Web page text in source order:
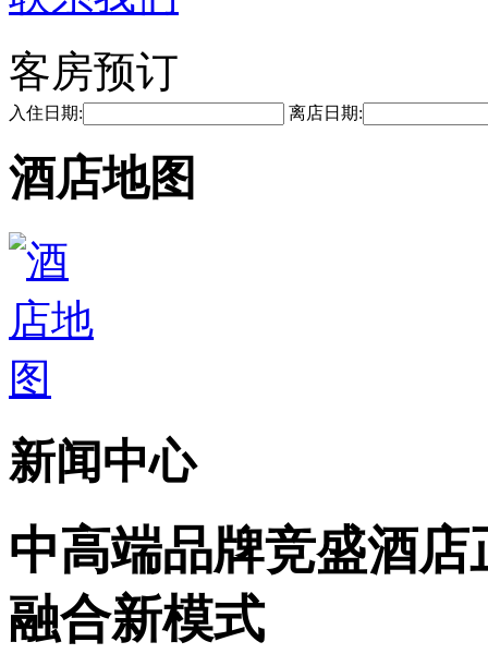
客房预订
入住日期: 离店日期:
酒店地图
新闻中心
中高端品牌竞盛酒
融合新模式